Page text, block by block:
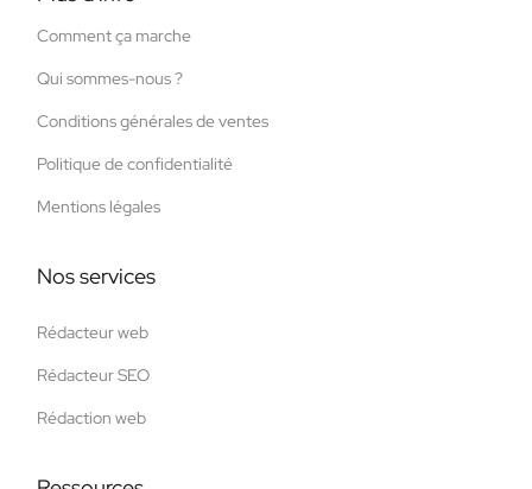
Comment ça marche
Qui sommes-nous ?
Conditions générales de ventes
Politique de confidentialité
Mentions légales
Nos services
Rédacteur web
Rédacteur SEO
Rédaction web